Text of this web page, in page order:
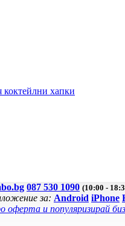
хапки
087 530 1090 (10:00 -
за: Android iPhone
оферта и популяризирай